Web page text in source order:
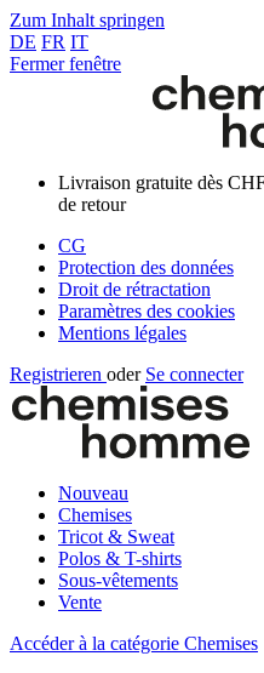
Zum Inhalt springen
DE FR IT
Fermer fenêtre
Livraison gratuite dès
de retour
CG
Protection des données
Droit de rétractation
Paramètres des cookies
Mentions légales
Registrieren oder Se connecter
Nouveau
Chemises
Tricot & Sweat
Polos & T-shirts
Sous-vêtements
Vente
Accéder à la catégorie Chemises